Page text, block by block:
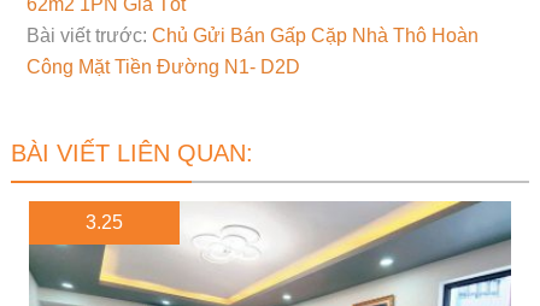
62m2 1PN Giá Tốt
Bài viết trước: Chủ Gửi Bán Gấp Cặp Nhà Thô Hoàn
Công Mặt Tiền Đường N1- D2D
BÀI VIẾT LIÊN QUAN:
3.25